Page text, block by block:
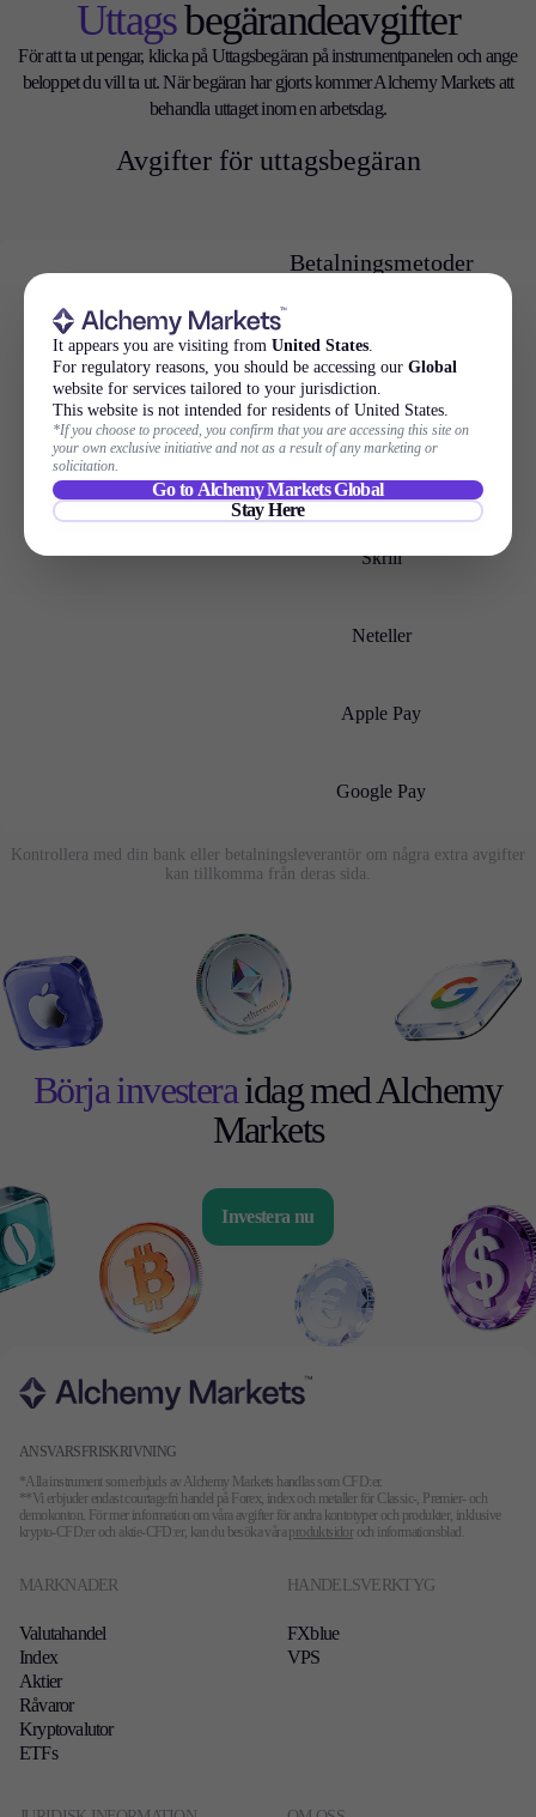
It appears you are visiting from United States
For regulatory reasons, you should be accessing our Global
website for services tailored to your jurisdiction.
This website is not intended for residents of United States.
*If you choose to proceed, you confirm that you are accessing this site on
your own exclusive initiative and not as a result of any marketing or
solicitation.
Go to Alchemy Markets Global
Stay Here
Uttagsbegärandeavgifter
För att ta ut pengar, klicka på Uttagsbegäran på instrumentpanelen och ange
beloppet du vill ta ut. När begäran har gjorts kommer Alchemy Markets att
behandla uttaget inom en arbetsdag.
Avgifter för uttagsbegäran
Betalningsmetoder
Banköverföring
EPS Überweisung
Skrill
Neteller
Apple Pay
Google Pay
Kontrollera med din bank eller betalningsleverantör om några extra avgifter
kan tillkomma från deras sida.
Börja investeraidag med Alchemy
Markets
Investera nu
ANSVARSFRISKRIVNING
*Alla instrument som erbjuds av Alchemy Markets handlas som CFD:er.
**Vi erbjuder endast courtagefri handel på Forex, index och metaller för Classic-, Premier- och
demokonton. För mer information om våra avgifter för andra kontotyper och produkter, inklusive
krypto-CFD:er och aktie-CFD:er, kan du besöka våra produktsidoroch informationsblad.
MARKNADER
Valutahandel
Index
Aktier
Råvaror
Kryptovalutor
ETFs
HANDELSVERKTYG
FXblue
VPS